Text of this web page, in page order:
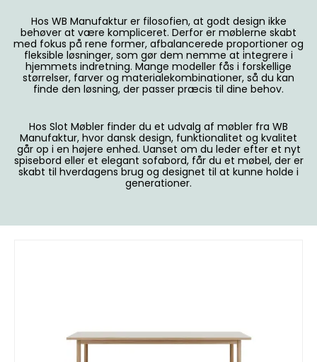
Hos WB Manufaktur er filosofien, at godt design ikke
behøver at være kompliceret. Derfor er møblerne skabt
med fokus på rene former, afbalancerede proportioner og
fleksible løsninger, som gør dem nemme at integrere i
hjemmets indretning. Mange modeller fås i forskellige
størrelser, farver og materialekombinationer, så du kan
finde den løsning, der passer præcis til dine behov.
Hos Slot Møbler finder du et udvalg af møbler fra WB
Manufaktur, hvor dansk design, funktionalitet og kvalitet
går op i en højere enhed. Uanset om du leder efter et nyt
spisebord eller et elegant sofabord, får du et møbel, der er
skabt til hverdagens brug og designet til at kunne holde i
generationer.